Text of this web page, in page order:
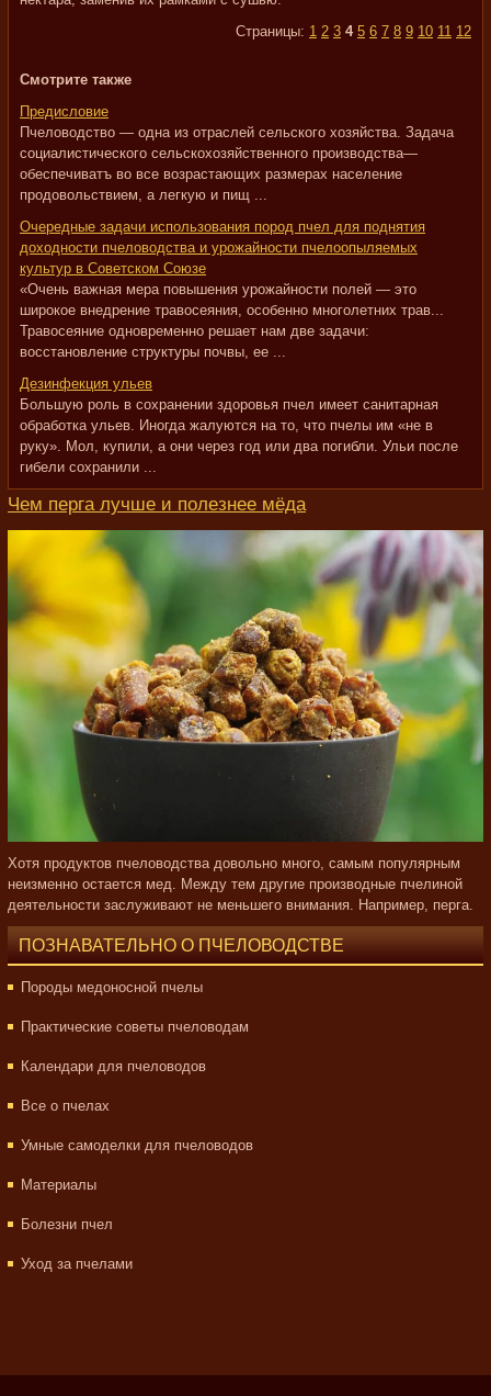
Страницы: 1 2 3 4 5 6 7 8 9 10 11 12
Смотрите также
Предисловие
Пчеловодство — одна из отраслей сельского хозяйства. Задача
социалистического сельскохозяйственного производства—
обеспечиватъ во все возрастающих размерах население
продовольствием, а легкую и пищ ...
Очередные задачи использования пород пчел для поднятия
доходности пчеловодства и урожайности пчелоопыляемых
культур в Советском Союзе
«Очень важная мера повышения урожайности полей — это
широкое внедрение травосеяния, особенно многолетних трав...
Травосеяние одновременно решает нам две задачи:
восстановление структуры почвы, ее ...
Дезинфекция ульев
Большую роль в сохранении здоровья пчел имеет санитарная
обработка ульев. Иногда жалуются на то, что пчелы им «не в
руку». Мол, купили, а они через год или два погибли. Ульи после
гибели сохранили ...
Чем перга лучше и полезнее мёда
Хотя продуктов пчеловодства довольно много, самым популярным
неизменно остается мед. Между тем другие производные пчелиной
деятельности заслуживают не меньшего внимания. Например, перга.
ПОЗНАВАТЕЛЬНО О ПЧЕЛОВОДСТВЕ
Породы медоносной пчелы
Практические советы пчеловодам
Календари для пчеловодов
Все о пчелах
Умные самоделки для пчеловодов
Материалы
Болезни пчел
Уход за пчелами